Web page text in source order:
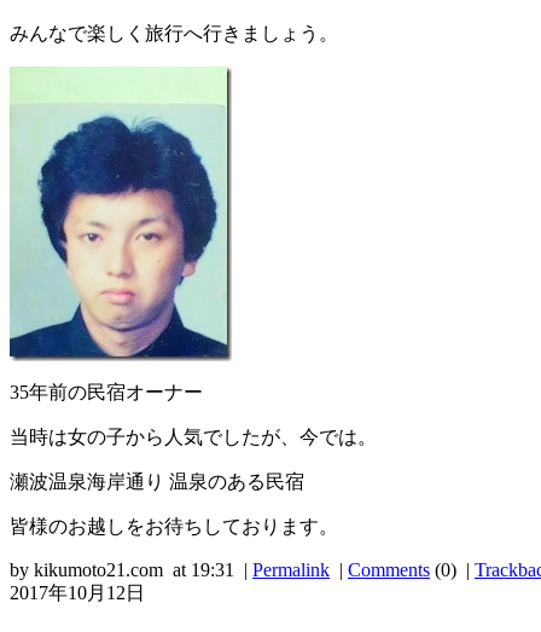
みんなで楽しく旅行へ行きましょう。
35年前の民宿オーナー
当時は女の子から人気でしたが、今では。
瀬波温泉海岸通り 温泉のある民宿
皆様のお越しをお待ちしております。
by kikumoto21.com at 19:31 | Permalink | Comments (0) |
2017年10月12日